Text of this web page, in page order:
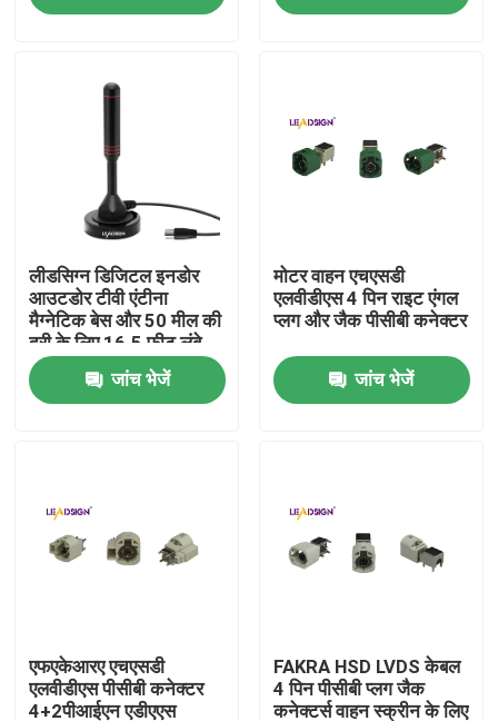
हमारे बारे में
कारखाना भ्रमण
एक उद्धरण की विनती करे
फकरा पीसीबी कनेक्टर
लीडसिग्न डिजिटल इनडोर
आउटडोर टीवी एंटीना
मैग्नेटिक बेस और 50 मील की
दूरी के लिए 16.5 फीट लंबे
केबल टीवी एरियल के साथ
जांच भेजें
मोटर वाहन एचएसडी
एलवीडीएस 4 पिन राइट एंगल
प्लग और जैक पीसीबी कनेक्टर
जांच भेजें
एफएकेआरए एचएसडी
एलवीडीएस पीसीबी कनेक्टर
4+2पीआईएन एडीएएस
FAKRA HSD LVDS केबल
4 पिन पीसीबी प्लग जैक
कनेक्टर्स वाहन स्क्रीन के लिए